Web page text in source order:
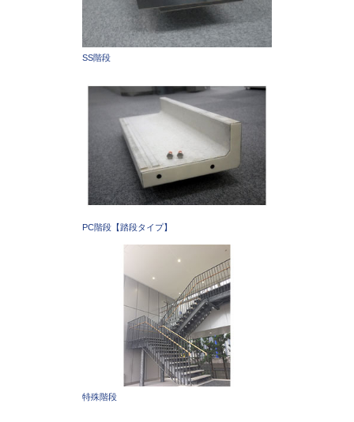
SS階段
PC階段【踏段タイプ】
特殊階段